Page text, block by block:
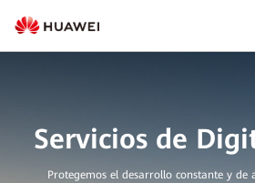
Servicios de
Protegemos el desarrollo constante y de